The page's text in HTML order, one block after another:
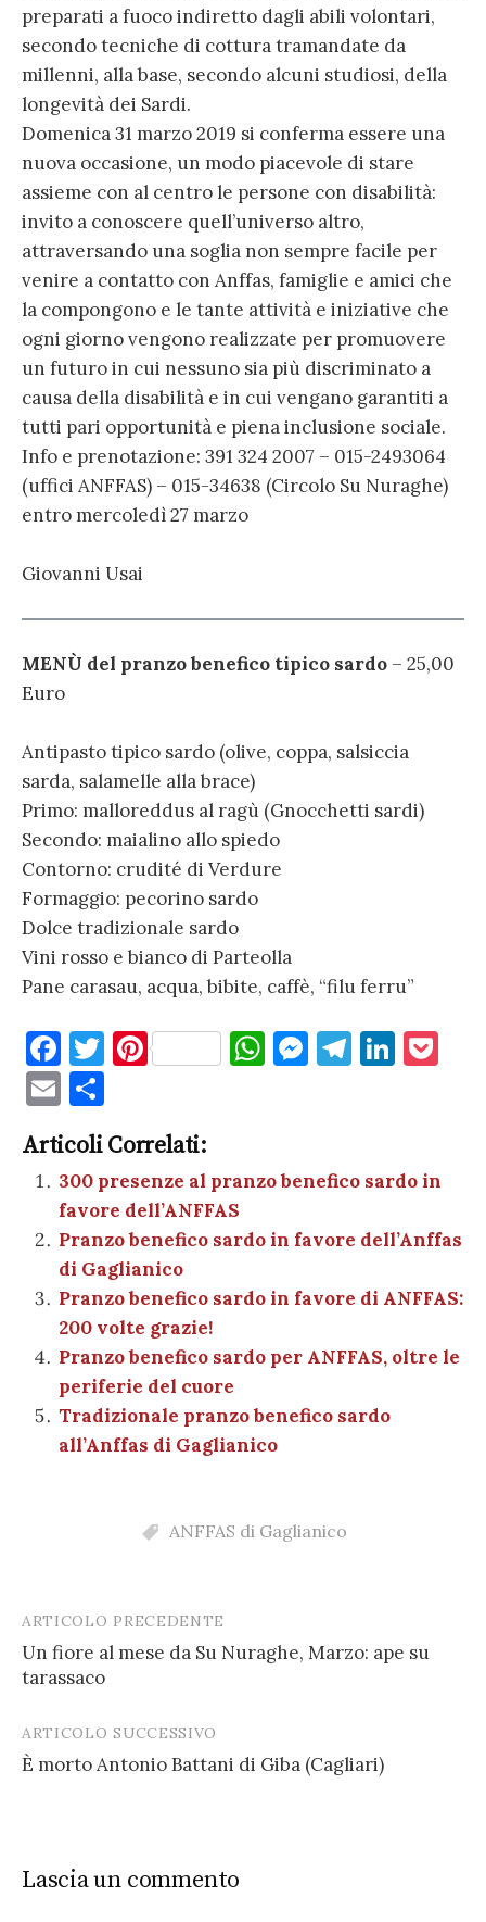
preparati a fuoco indiretto dagli abili volontari,
secondo tecniche di cottura tramandate da
millenni, alla base, secondo alcuni studiosi, della
longevità dei Sardi.
Domenica 31 marzo 2019 si conferma essere una
nuova occasione, un modo piacevole di stare
assieme con al centro le persone con disabilità:
invito a conoscere quell’universo altro,
attraversando una soglia non sempre facile per
venire a contatto con Anffas, famiglie e amici che
la compongono e le tante attività e iniziative che
ogni giorno vengono realizzate per promuovere
un futuro in cui nessuno sia più discriminato a
causa della disabilità e in cui vengano garantiti a
tutti pari opportunità e piena inclusione sociale.
Info e prenotazione: 391 324 2007 – 015-2493064
(uffici ANFFAS) – 015-34638 (Circolo Su Nuraghe)
entro mercoledì 27 marzo
Giovanni Usai
MENÙ del pranzo benefico tipico sardo – 25,00
Euro
Antipasto tipico sardo (olive, coppa, salsiccia
sarda, salamelle alla brace)
Primo: malloreddus al ragù (Gnocchetti sardi)
Secondo: maialino allo spiedo
Contorno: crudité di Verdure
Formaggio: pecorino sardo
Dolce tradizionale sardo
Vini rosso e bianco di Parteolla
Pane carasau, acqua, bibite, caffè, “filu ferru”
F
a
c
e
b
o
o
k
T
te
r
Pi
es
t
W
A
p
p
M
g
T
a
m
Li
dI
n
et
E
m
ai
l
o
n
di
vi
di
Articoli Correlati:
300 presenze al pranzo benefico sardo in
favore dell’ANFFAS
Pranzo benefico sardo in favore dell’Anffas
di Gaglianico
Pranzo benefico sardo in favore di ANFFAS:
200 volte grazie!
Pranzo benefico sardo per ANFFAS, oltre le
periferie del cuore
Tradizionale pranzo benefico sardo
all’Anffas di Gaglianico
ANFFAS di Gaglianico
Post
navigation
ARTICOLO PRECEDENTE
Un fiore al mese da Su Nuraghe, Marzo: ape su
tarassaco
ARTICOLO SUCCESSIVO
È morto Antonio Battani di Giba (Cagliari)
Lascia un commento